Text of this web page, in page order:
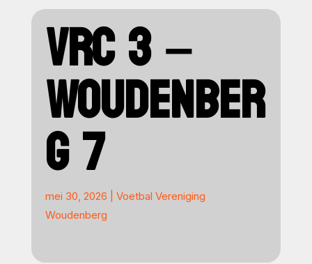
VRC 3 –
WOUDENBER
G 7
mei 30, 2026
Voetbal Vereniging
Woudenberg